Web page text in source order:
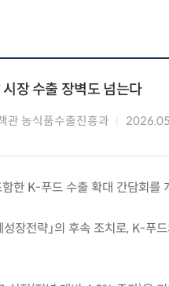
장 수출 장벽도 넘는다
관 농식품수출진흥과
한 K-푸드 수출 확대 간담회를
장전략」의 후속 조치로, K-푸